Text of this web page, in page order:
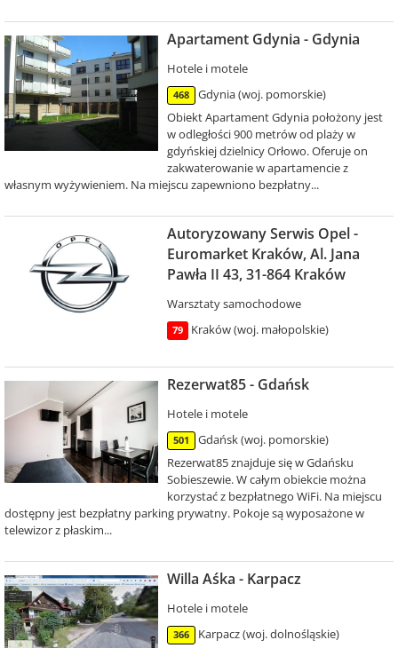
Apartament Gdynia - Gdynia
Hotele i motele
468
Gdynia (woj. pomorskie)
Obiekt Apartament Gdynia położony jest
w odległości 900 metrów od plaży w
gdyńskiej dzielnicy Orłowo. Oferuje on
zakwaterowanie w apartamencie z
własnym wyżywieniem. Na miejscu zapewniono bezpłatny...
Autoryzowany Serwis Opel -
Euromarket Kraków, Al. Jana
Pawła II 43, 31-864 Kraków
Warsztaty samochodowe
79 Kraków (woj. małopolskie)
Rezerwat85 - Gdańsk
Hotele i motele
501
Gdańsk (woj. pomorskie)
Rezerwat85 znajduje się w Gdańsku
Sobieszewie. W całym obiekcie można
korzystać z bezpłatnego WiFi. Na miejscu
dostępny jest bezpłatny parking prywatny. Pokoje są wyposażone w
telewizor z płaskim...
Willa Aśka - Karpacz
Hotele i motele
366
Karpacz (woj. dolnośląskie)